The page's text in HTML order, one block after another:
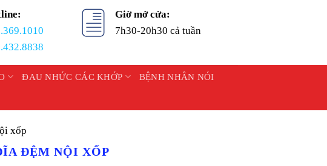
Giờ mở cửa:
7h30-20h30 cả tuần
ĐAU NHỨC CÁC KHỚP BỆNH NHÂN NÓI
xốp
ĐỆM NỘI XỐP